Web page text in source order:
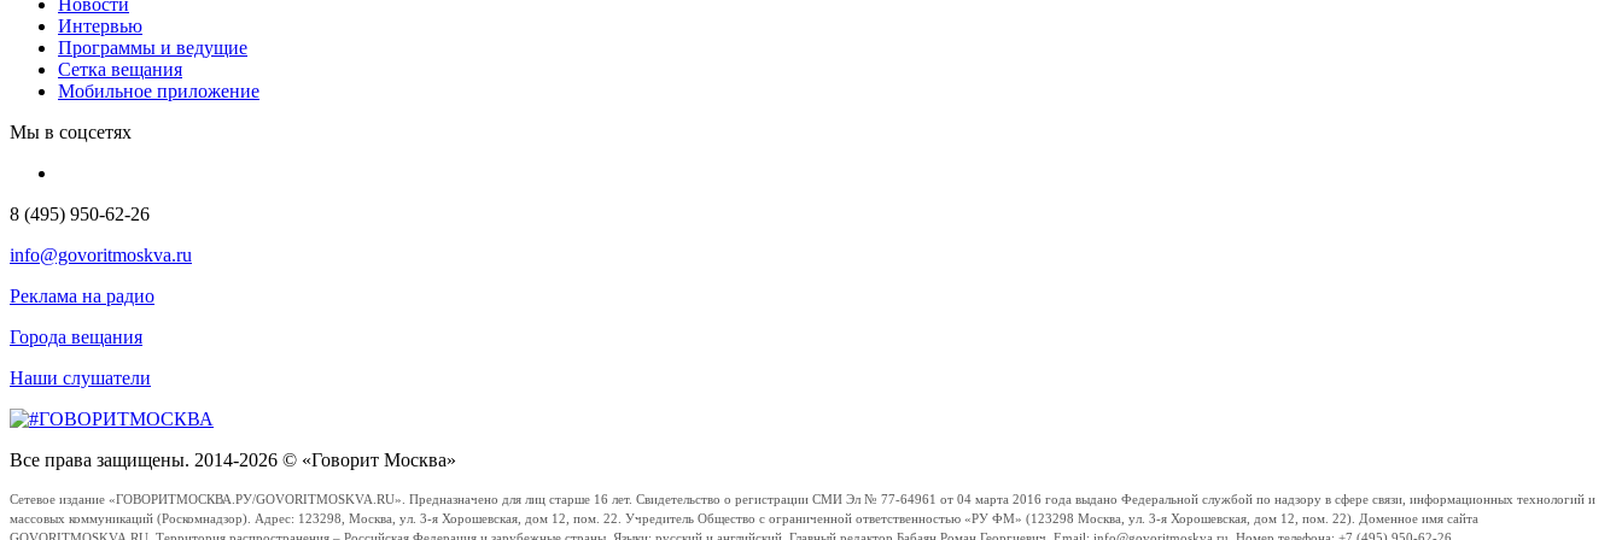
Интервью
Программы и ведущие
Сетка вещания
Мобильное приложение
Мы в соцсетях
8 (495) 950-62-26
info@govoritmoskva.ru
Реклама на радио
Города вещания
Наши слушатели
Все права защищены. 2014-2026 © «Говорит Москва»
Сетевое издание «ГОВОРИТМОСКВА.РУ/GOVORITMOSKVA.RU». Предназначено для лиц старше 16 лет. Свидетельство о регистрации СМИ Эл № 77-64961 от 04 марта 2016 года выдано Федеральной службой по надзору в сфере связи, информационных технологий и
массовых коммуникаций (Роскомнадзор). Адрес: 123298, Москва, ул. 3-я Хорошевская, дом 12, пом. 22. Учредитель Общество с ограниченной ответственностью «РУ ФМ» (123298 Москва, ул. 3-я Хорошевская, дом 12, пом. 22). Доменное имя сайта